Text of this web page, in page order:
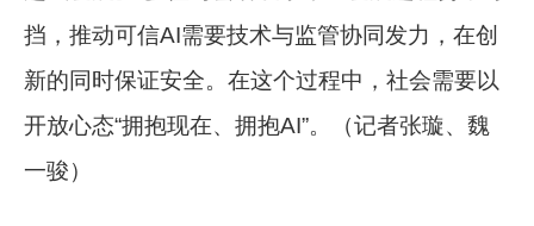
挡，推动可信AI需要技术与监管协同发力，在创
新的同时保证安全。在这个过程中，社会需要以
开放心态“拥抱现在、拥抱AI”。（记者张璇、魏
一骏）